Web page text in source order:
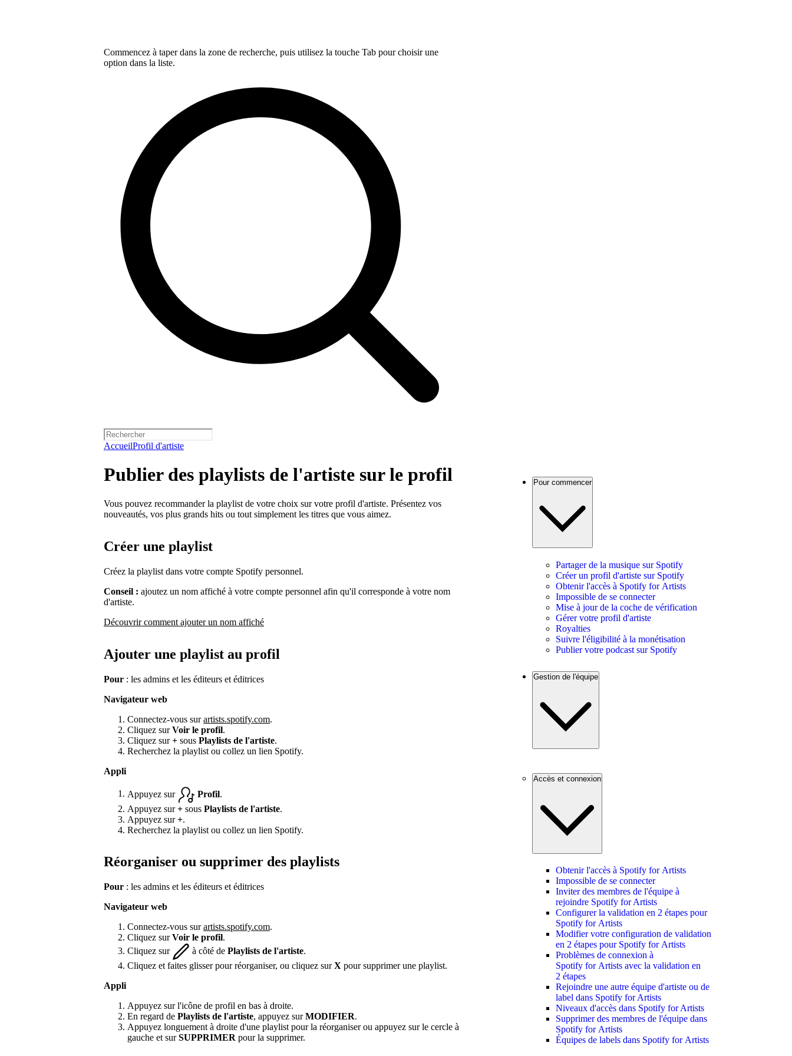
Commencez à taper dans la zone de recherche, puis utilisez la touche Tab pour choisir une
option dans la liste.
AccueilProfil d'artiste
Publier des playlists de l'artiste sur le profil
Vous pouvez recommander la playlist de votre choix sur votre profil d'artiste. Présentez vos
nouveautés, vos plus grands hits ou tout simplement les titres que vous aimez.
Créer une playlist
Créez la playlist dans votre compte Spotify personnel.
Conseil : ajoutez un nom affiché à votre compte personnel afin qu'il corresponde à votre nom
d'artiste.
Découvrir comment ajouter un nom affiché
Ajouter une playlist au profil
Pour : les admins et les éditeurs et éditrices
Navigateur web
Connectez-vous surartists.spotify.com.
Cliquez surVoir le profil.
Cliquez sur+ sous Playlists de l'artiste.
Recherchez la playlist ou collez un lien Spotify.
Appli
Appuyez sur Profil
Appuyez sur+ sous Playlists de l'artiste.
Appuyez sur+.
Recherchez la playlist ou collez un lien Spotify.
Réorganiser ou supprimer des playlists
Pour : les admins et les éditeurs et éditrices
Navigateur web
Connectez-vous surartists.spotify.com.
Cliquez surVoir le profil.
Cliquez sur
à côté de Playlists de l'artiste.
Cliquez et faites glisser pour réorganiser, ou cliquez surX pour supprimer une playlist.
Appli
Appuyez sur l'icône de profil en bas à droite.
En regard de Playlists de l'artiste, appuyez surMODIFIER.
Appuyez longuement à droite d'une playlist pour la réorganiser ou appuyez sur le cercle à
gauche et surSUPPRIMER pour la supprimer.
Pour commencer
Partager de la musique sur Spotify
Créer un profil d'artiste sur Spotify
Obtenir l'accès à Spotify for Artists
Impossible de se connecter
Mise à jour de la coche de vérification
Gérer votre profil d'artiste
Royalties
Suivre l'éligibilité à la monétisation
Publier votre podcast sur Spotify
Gestion de l'équipe
Accès et connexion
Obtenir l'accès à Spotify for Artists
Impossible de se connecter
Inviter des membres de l'équipe à
rejoindre Spotify for Artists
Configurer la validation en 2 étapes pour
Spotify for Artists
Modifier votre configuration de validation
en 2 étapes pour Spotify for Artists
Problèmes de connexion à
Spotify for Artists avec la validation en
2 étapes
Rejoindre une autre équipe d'artiste ou de
label dans Spotify for Artists
Niveaux d'accès dans Spotify for Artists
Supprimer des membres de l'équipe dans
Spotify for Artists
Équipes de labels dans Spotify for Artists